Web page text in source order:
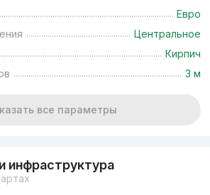
Евро
Центральное
Кирпич
3 м
все параметры
инфраструктура